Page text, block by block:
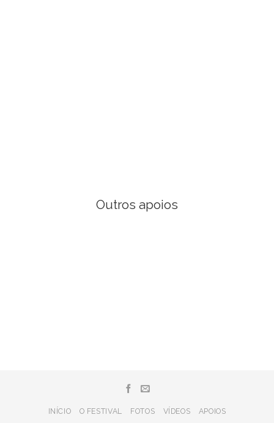
Outros apoios
INÍCIO O FESTIVAL FOTOS VÍDEOS APOIOS